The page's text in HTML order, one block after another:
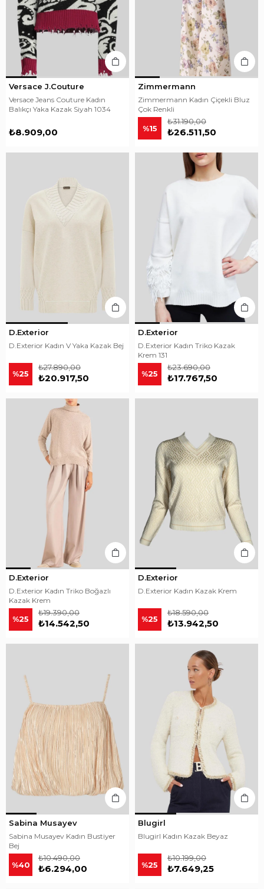
Versace J.Couture
Versace Jeans Couture Kadın
Balıkçı Yaka Kazak Siyah 1034
₺8.909,00
Zimmermann
Zimmermann Kadın Çiçekli Bluz
Çok Renkli
%15 ₺26.511,50
₺31.190,00
D.Exterior
D.Exterior Kadın V Yaka Kazak Bej
%25 ₺20.917,50
₺27.890,00
D.Exterior
D.Exterior Kadın Triko Kazak
Krem 131
%25 ₺17.767,50
₺23.690,00
D.Exterior
D.Exterior Kadın Triko Boğazlı
Kazak Krem
%25 ₺14.542,50
₺19.390,00
D.Exterior
D.Exterior Kadın Kazak Krem
%25 ₺13.942,50
₺18.590,00
Sabina Musayev
Sabina Musayev Kadın Bustiyer
Bej
%40 ₺6.294,00
₺10.490,00
Blugirl
Blugirl Kadın Kazak Beyaz
%25 ₺7.649,25
₺10.199,00